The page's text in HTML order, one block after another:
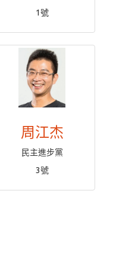
1號
周江杰
民主進步黨
3號